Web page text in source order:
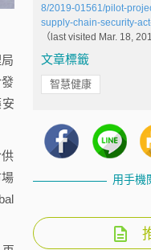
8/2019-01561/pilot-
supply-chain-security-
（last visited Mar. 18,
文章標籤
智慧健康
用手機